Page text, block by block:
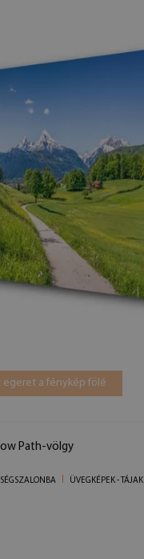
egeret a fénykép fölé
Path-völgy
ÜVEGKÉPEK - TÁJAK